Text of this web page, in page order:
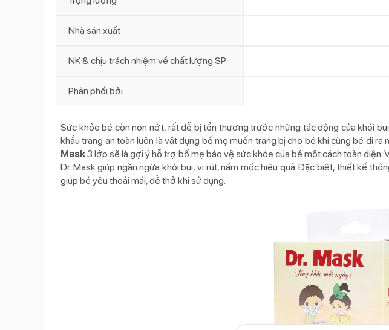
Nhà sản xuất
NK & chịu trách nhiệm về chất lượng SP
Phân phối bởi
Sức khỏe bé còn non nớt, rất dễ bị tổn thương trước những tác động của khói
khẩu trang an toàn luôn là vật dụng bố mẹ muốn trang bị cho bé khi cùng bé đi ra
Mask3 lớp sẽ là gợi ý hỗ trợ bố mẹ bảo vệ sức khỏe của bé một cách toàn diện.
Dr. Mask giúp ngăn ngừa khói bụi, vi rút, nấm mốc hiệu quả. Đặc biệt, thiết kế
giúp bé yêu thoải mái, dễ thở khi sử dụng.